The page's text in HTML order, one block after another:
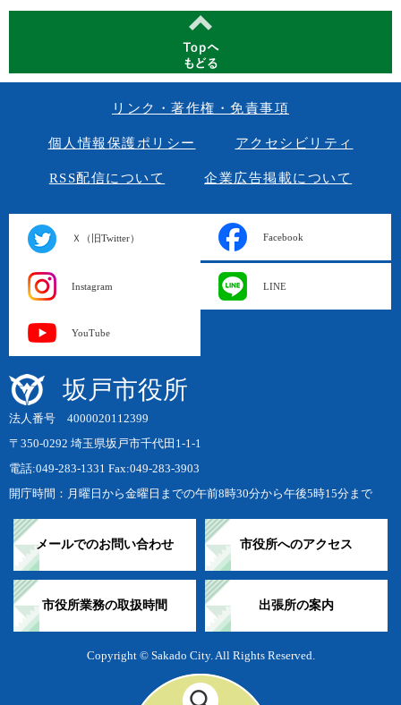
リンク・著作権・免責事項
個人情報保護ポリシー アクセシビリティ
RSS配信について 企業広告掲載について
Ｘ（旧Twitter） Facebook
Instagram LINE
YouTube
坂戸市役所
法人番号 4000020112399
〒350-0292 埼玉県坂戸市千代田1-1-1
電話:049-283-1331 Fax:049-283-3903
開庁時間：月曜日から金曜日までの午前8時30分から午後5時15分まで
メールでのお問い合わせ 市役所へのアクセス
市役所業務の取扱時間 出張所の案内
Copyright © Sakado City. All Rights Reserved.